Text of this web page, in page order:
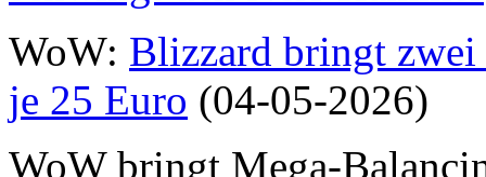
WoW: Blizzard bringt
je 25 Euro (04-05-2026)
WoW bringt Mega-